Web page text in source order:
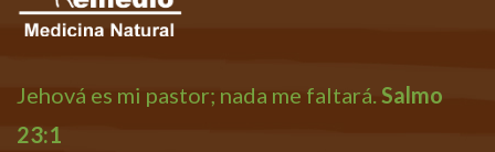
Jehová es mi pastor; nada me faltará.Salmo
23:1